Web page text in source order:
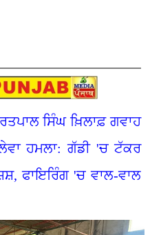
ਸਿੰਘ ਖ਼ਿਲਾਫ਼ ਗਵਾਹ
ਹਮਲਾ: ਗੱਡੀ 'ਚ ਟੱਕਰ
ਫਾਇਰਿੰਗ 'ਚ ਵਾਲ-ਵਾਲ